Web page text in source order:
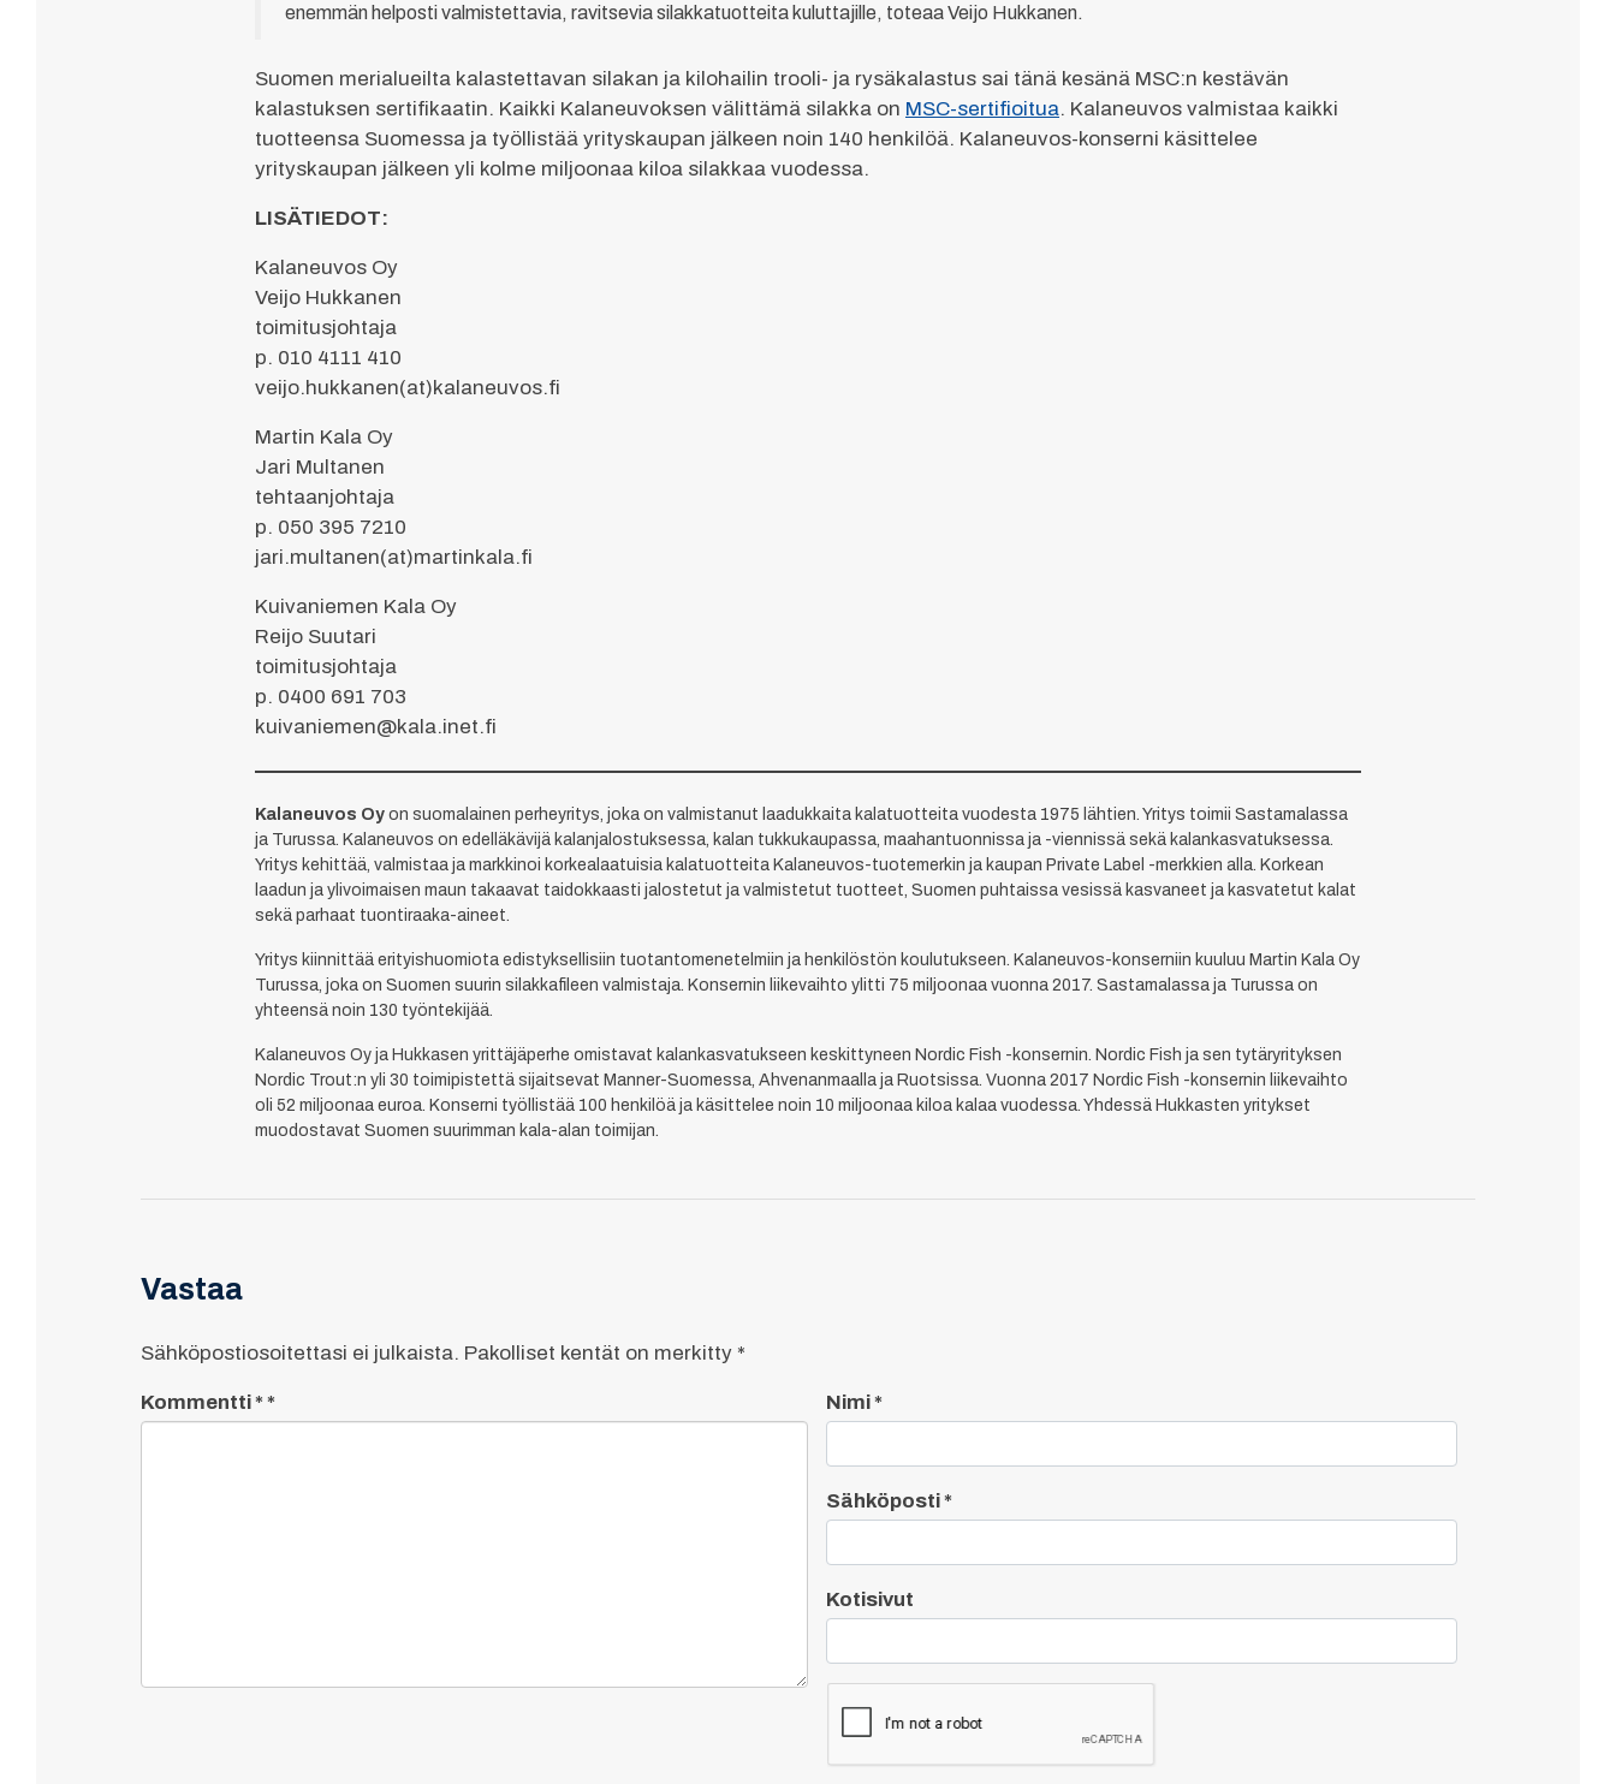
enemmän helposti valmistettavia, ravitsevia silakkatuotteita kuluttajille, toteaa Veijo Hukkanen.
Suomen merialueilta kalastettavan silakan ja kilohailin trooli- ja rysäkalastus sai tänä kesänä MSC:n kestävän
kalastuksen sertifikaatin. Kaikki Kalaneuvoksen välittämä silakka on MSC-sertifioitua. Kalaneuvos valmistaa kaikki
tuotteensa Suomessa ja työllistää yrityskaupan jälkeen noin 140 henkilöä. Kalaneuvos-konserni käsittelee
yrityskaupan jälkeen yli kolme miljoonaa kiloa silakkaa vuodessa.
LISÄTIEDOT:
Kalaneuvos Oy
Veijo Hukkanen
toimitusjohtaja
p. 010 4111 410
veijo.hukkanen(at)kalaneuvos.fi
Martin Kala Oy
Jari Multanen
tehtaanjohtaja
p. 050 395 7210
jari.multanen(at)martinkala.fi
Kuivaniemen Kala Oy
Reijo Suutari
toimitusjohtaja
p. 0400 691 703
kuivaniemen@kala.inet.fi
Kalaneuvos Oy on suomalainen perheyritys, joka on valmistanut laadukkaita kalatuotteita vuodesta 1975 lähtien. Yritys toimii Sastamalassa
ja Turussa. Kalaneuvos on edelläkävijä kalanjalostuksessa, kalan tukkukaupassa, maahantuonnissa ja -viennissä sekä kalankasvatuksessa.
Yritys kehittää, valmistaa ja markkinoi korkealaatuisia kalatuotteita Kalaneuvos-tuotemerkin ja kaupan Private Label -merkkien alla. Korkean
laadun ja ylivoimaisen maun takaavat taidokkaasti jalostetut ja valmistetut tuotteet, Suomen puhtaissa vesissä kasvaneet ja kasvatetut kalat
sekä parhaat tuontiraaka-aineet.
Yritys kiinnittää erityishuomiota edistyksellisiin tuotantomenetelmiin ja henkilöstön koulutukseen. Kalaneuvos-konserniin kuuluu Martin Kala Oy
Turussa, joka on Suomen suurin silakkafileen valmistaja. Konsernin liikevaihto ylitti 75 miljoonaa vuonna 2017. Sastamalassa ja Turussa on
yhteensä noin 130 työntekijää.
Kalaneuvos Oy ja Hukkasen yrittäjäperhe omistavat kalankasvatukseen keskittyneen Nordic Fish -konsernin. Nordic Fish ja sen tytäryrityksen
Nordic Trout:n yli 30 toimipistettä sijaitsevat Manner-Suomessa, Ahvenanmaalla ja Ruotsissa. Vuonna 2017 Nordic Fish -konsernin liikevaihto
oli 52 miljoonaa euroa. Konserni työllistää 100 henkilöä ja käsittelee noin 10 miljoonaa kiloa kalaa vuodessa. Yhdessä Hukkasten yritykset
muodostavat Suomen suurimman kala-alan toimijan.
Vastaa
Sähköpostiosoitettasi ei julkaista. Pakolliset kentät on merkitty *
Kommentti* Nimi*
Sähköposti*
Kotisivut